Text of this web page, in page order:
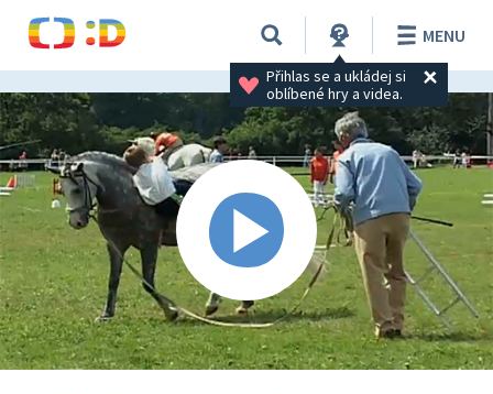
Přihlas se a ukládej si
oblíbené hry a videa.
MENU